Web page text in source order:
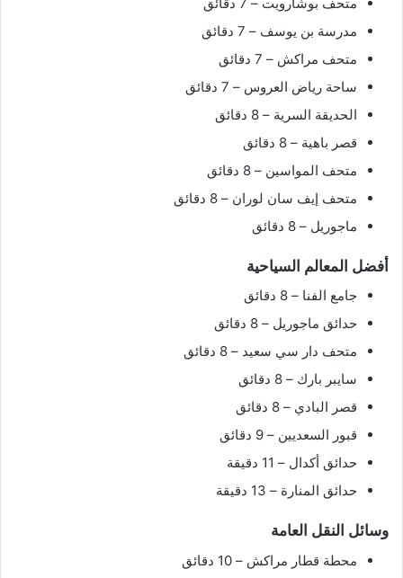
مدرسة بن يوسف – 7 دقائق
متحف مراكش – 7 دقائق
ساحة رياض العروس – 7 دقائق
الحديقة السرية – 8 دقائق
قصر باهية – 8 دقائق
متحف المواسين – 8 دقائق
متحف إيف سان لوران – 8 دقائق
ماجوريل – 8 دقائق
أفضل المعالم السياحية
جامع الفنا – 8 دقائق
حدائق ماجوريل – 8 دقائق
متحف دار سي سعيد – 8 دقائق
سايبر بارك – 8 دقائق
قصر البادي – 8 دقائق
قبور السعديين – 9 دقائق
حدائق أكدال – 11 دقيقة
حدائق المنارة – 13 دقيقة
وسائل النقل العامة
محطة قطار مراكش – 10 دقائق